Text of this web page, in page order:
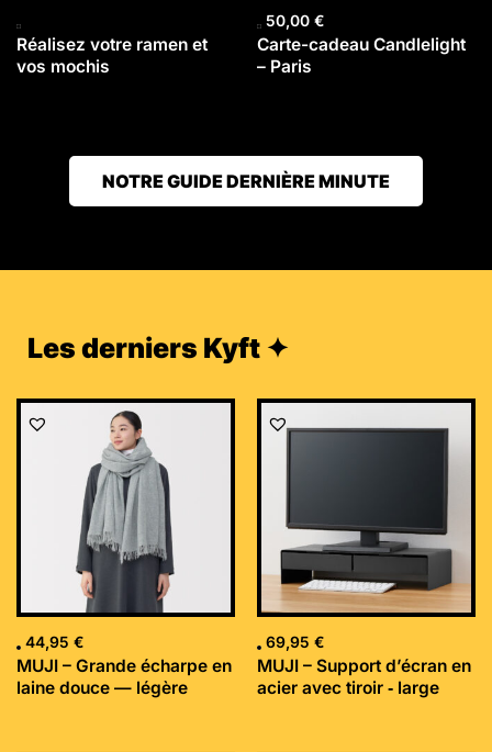
Réalisez votre ramen et
vos mochis
50,00 €
Carte-cadeau Candlelight
– Paris
NOTRE GUIDE DERNIÈRE MINUTE
Les derniers Kyft ✦
44,95 €
MUJI – Grande écharpe en
laine douce — légère
69,95 €
MUJI – Support d’écran en
acier avec tiroir ‐ large